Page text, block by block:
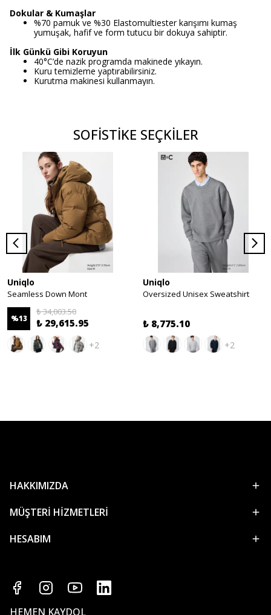
Dokular & Kumaşlar
%70 pamuk ve %30 Elastomultiester karışımı kumaş
yumuşak, hafif ve form tutucu bir dokuya sahiptir.
İlk Günkü Gibi Koruyun
40°C’de nazik programda makinede yıkayın.
Kuru temizleme yaptırabilirsiniz.
Kurutma makinesi kullanmayın.
SOFİSTİKE SEÇKİLER
Uniqlo
Seamless Down Mont
%13
₺ 34,003.50
₺ 29,615.95
+2
Uniqlo
Oversized Unisex Sweatshirt
₺ 8,775.10
+2
HAKKIMIZDA
MÜŞTERİ HİZMETLERİ
HESABIM
HEMEN KAYDOL